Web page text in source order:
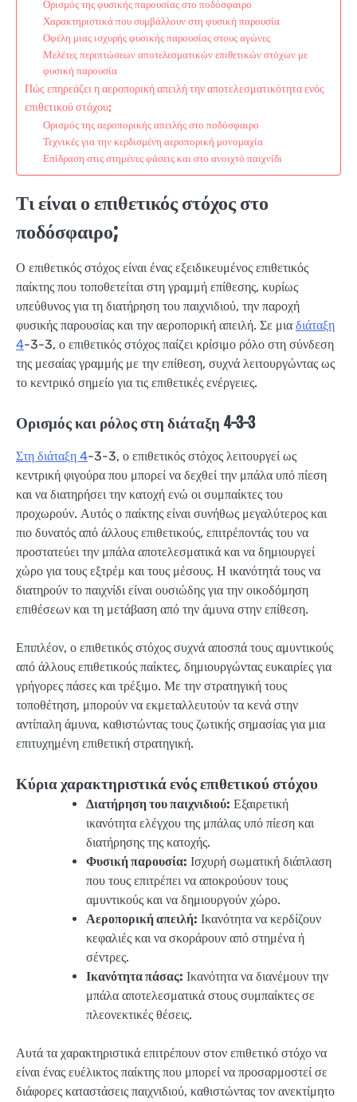
Ορισμός της φυσικής παρουσίας στο ποδόσφαιρο
Χαρακτηριστικά που συμβάλλουν στη φυσική παρουσία
Οφέλη μιας ισχυρής φυσικής παρουσίας στους αγώνες
Μελέτες περιπτώσεων αποτελεσματικών επιθετικών στόχων με
φυσική παρουσία
Πώς επηρεάζει η αεροπορική απειλή την αποτελεσματικότητα ενός
επιθετικού στόχου;
Ορισμός της αεροπορικής απειλής στο ποδόσφαιρο
Τεχνικές για την κερδισμένη αεροπορική μονομαχία
Επίδραση στις στημένες φάσεις και στο ανοιχτό παιχνίδι
Τι είναι ο επιθετικός στόχος στο
ποδόσφαιρο;
Ο επιθετικός στόχος είναι ένας εξειδικευμένος επιθετικός
παίκτης που τοποθετείται στη γραμμή επίθεσης, κυρίως
υπεύθυνος για τη διατήρηση του παιχνιδιού, την παροχή
φυσικής παρουσίας και την αεροπορική απειλή. Σε μια διάταξη
4-3-3, ο επιθετικός στόχος παίζει κρίσιμο ρόλο στη σύνδεση
της μεσαίας γραμμής με την επίθεση, συχνά λειτουργώντας ως
το κεντρικό σημείο για τις επιθετικές ενέργειες.
Ορισμός και ρόλος στη διάταξη 4-3-3
Στη διάταξη 4-3-3, ο επιθετικός στόχος λειτουργεί ως
κεντρική φιγούρα που μπορεί να δεχθεί την μπάλα υπό πίεση
και να διατηρήσει την κατοχή ενώ οι συμπαίκτες του
προχωρούν. Αυτός ο παίκτης είναι συνήθως μεγαλύτερος και
πιο δυνατός από άλλους επιθετικούς, επιτρέποντάς του να
προστατεύει την μπάλα αποτελεσματικά και να δημιουργεί
χώρο για τους εξτρέμ και τους μέσους. Η ικανότητά τους να
διατηρούν το παιχνίδι είναι ουσιώδης για την οικοδόμηση
επιθέσεων και τη μετάβαση από την άμυνα στην επίθεση.
Επιπλέον, ο επιθετικός στόχος συχνά αποσπά τους αμυντικούς
από άλλους επιθετικούς παίκτες, δημιουργώντας ευκαιρίες για
γρήγορες πάσες και τρέξιμο. Με την στρατηγική τους
τοποθέτηση, μπορούν να εκμεταλλευτούν τα κενά στην
αντίπαλη άμυνα, καθιστώντας τους ζωτικής σημασίας για μια
επιτυχημένη επιθετική στρατηγική.
Κύρια χαρακτηριστικά ενός επιθετικού στόχου
Διατήρηση του παιχνιδιού: Εξαιρετική
ικανότητα ελέγχου της μπάλας υπό πίεση και
διατήρησης της κατοχής.
Φυσική παρουσία: Ισχυρή σωματική διάπλαση
που τους επιτρέπει να αποκρούουν τους
αμυντικούς και να δημιουργούν χώρο.
Αεροπορική απειλή: Ικανότητα να κερδίζουν
κεφαλιές και να σκοράρουν από στημένα ή
σέντρες.
Ικανότητα πάσας: Ικανότητα να διανέμουν την
μπάλα αποτελεσματικά στους συμπαίκτες σε
πλεονεκτικές θέσεις.
Αυτά τα χαρακτηριστικά επιτρέπουν στον επιθετικό στόχο να
είναι ένας ευέλικτος παίκτης που μπορεί να προσαρμοστεί σε
διάφορες καταστάσεις παιχνιδιού, καθιστώντας τον ανεκτίμητο